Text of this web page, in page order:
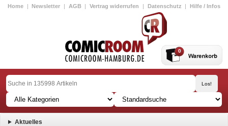
Home | Newsletter | AGB | Vertrag widerrufen | Datenschutz | Hilfe / Infos
0
Aktuelles